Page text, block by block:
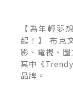
【為年輕夢
起！】 布克
影、電視、
其中《
品牌。